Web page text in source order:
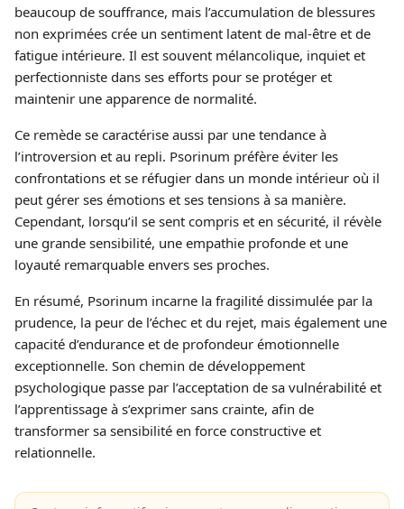
beaucoup de souffrance, mais l’accumulation de blessures
non exprimées crée un sentiment latent de mal-être et de
fatigue intérieure. Il est souvent mélancolique, inquiet et
perfectionniste dans ses efforts pour se protéger et
maintenir une apparence de normalité.
Ce remède se caractérise aussi par une tendance à
l’introversion et au repli. Psorinum préfère éviter les
confrontations et se réfugier dans un monde intérieur où il
peut gérer ses émotions et ses tensions à sa manière.
Cependant, lorsqu’il se sent compris et en sécurité, il révèle
une grande sensibilité, une empathie profonde et une
loyauté remarquable envers ses proches.
En résumé, Psorinum incarne la fragilité dissimulée par la
prudence, la peur de l’échec et du rejet, mais également une
capacité d’endurance et de profondeur émotionnelle
exceptionnelle. Son chemin de développement
psychologique passe par l’acceptation de sa vulnérabilité et
l’apprentissage à s’exprimer sans crainte, afin de
transformer sa sensibilité en force constructive et
relationnelle.